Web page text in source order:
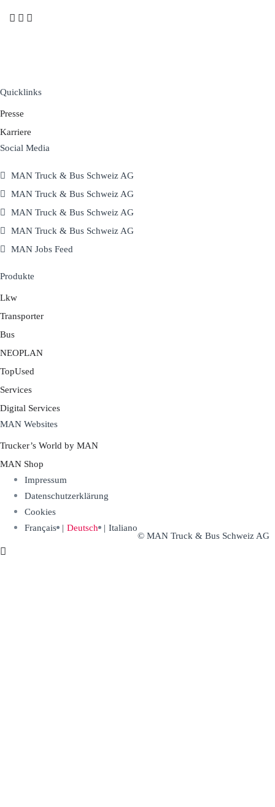
Quicklinks
Presse
Karriere
Social Media
MAN Truck & Bus Schweiz AG
MAN Truck & Bus Schweiz AG
MAN Truck & Bus Schweiz AG
MAN Truck & Bus Schweiz AG
MAN Jobs Feed
Produkte
Lkw
Transporter
Bus
NEOPLAN
TopUsed
Services
Digital Services
MAN Websites
Trucker’s World by MAN
MAN Shop
Impressum
Datenschutzerklärung
Cookies
Français
Deutsch
Italiano
© MAN Truck & Bus Schweiz AG